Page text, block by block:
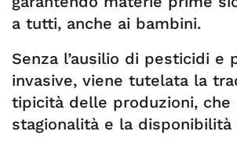
a tutti, anche ai bambini.
Senza l’ausilio di pesticidi e
invasive, viene tutelata la
tipicità delle produzioni, che
stagionalità e la